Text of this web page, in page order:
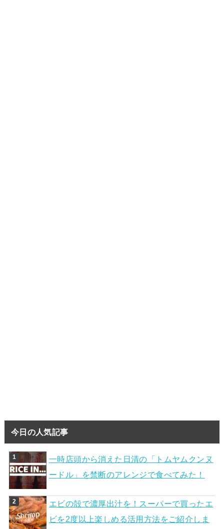
今日の人気記事
一時店頭から消えた日清の「トムヤムクンヌ
ードル」を禁断のアレンジで食べてみた！
エビの殻で濃厚出汁を！スーパーで買ったエ
ビを2度以上楽しめる活用方法をご紹介しま